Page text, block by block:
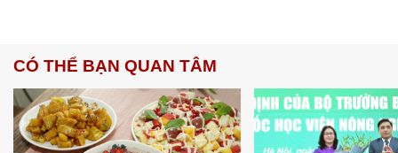
CÓ THỂ BẠN QUAN TÂM